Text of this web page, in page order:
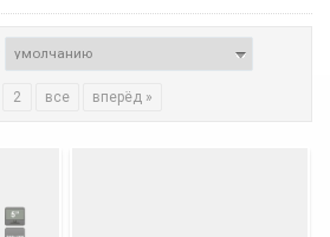
2 все вперёд »